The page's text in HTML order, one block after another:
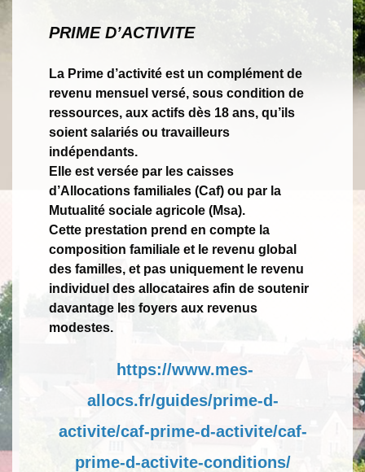
PRIME D’ACTIVITE
La Prime d’activité est un complément de
revenu mensuel versé, sous condition de
ressources, aux actifs dès 18 ans, qu’ils
soient salariés ou travailleurs
indépendants.
Elle est versée par les caisses
d’Allocations familiales (Caf) ou par la
Mutualité sociale agricole (Msa).
Cette prestation prend en compte la
composition familiale et le revenu global
des familles, et pas uniquement le revenu
individuel des allocataires afin de soutenir
davantage les foyers aux revenus
modestes.
https://www.mes-
allocs.fr/guides/prime-d-
activite/caf-prime-d-activite/caf-
prime-d-activite-conditions/